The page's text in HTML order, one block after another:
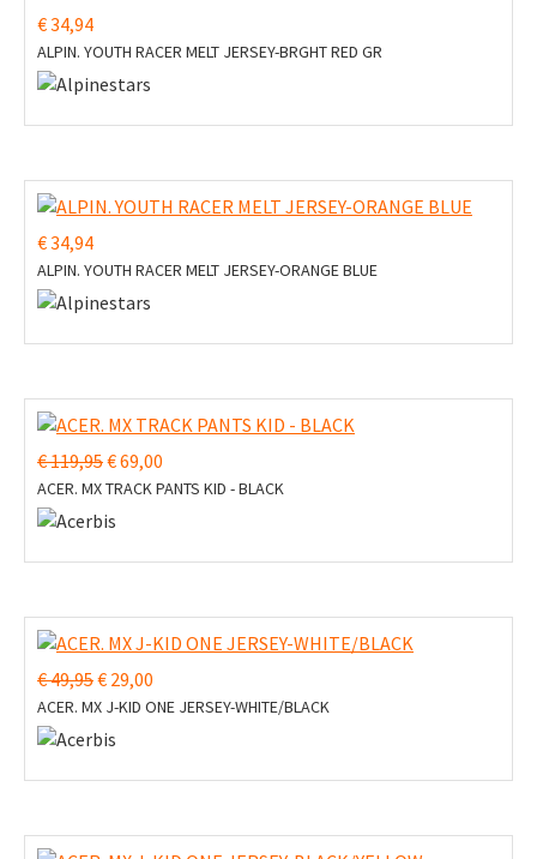
€ 34,94
ALPIN. YOUTH RACER MELT JERSEY-BRGHT RED GR
€ 34,94
ALPIN. YOUTH RACER MELT JERSEY-ORANGE BLUE
€ 119,95€ 69,00
ACER. MX TRACK PANTS KID - BLACK
€ 49,95€ 29,00
ACER. MX J-KID ONE JERSEY-WHITE/BLACK